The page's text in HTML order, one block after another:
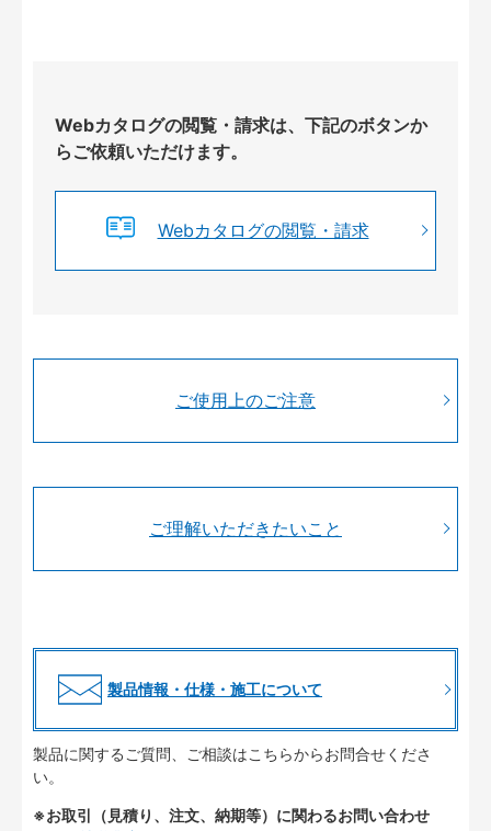
Webカタログの閲覧・請求は、下記のボタンか
らご依頼いただけます。
Webカタログの閲覧・請求
ご使用上のご注意
ご理解いただきたいこと
製品情報・仕様・施工について
製品に関するご質問、ご相談はこちらからお問合せくださ
い。
※お取引（見積り、注文、納期等）に関わるお問い合わせ